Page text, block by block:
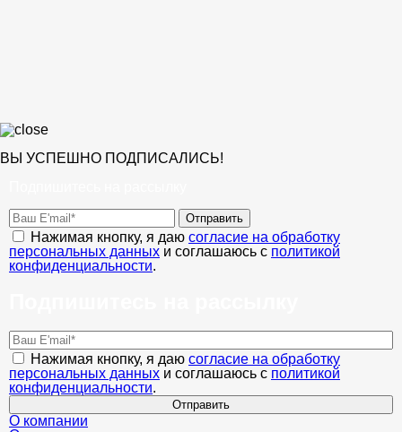
ВЫ УСПЕШНО ПОДПИСАЛИСЬ!
Отправить
Нажимая кнопку, я даю согласие на обработку
персональных данных и соглашаюсь с политикой
конфиденциальности.
Нажимая кнопку, я даю согласие на обработку
персональных данных и соглашаюсь с политикой
конфиденциальности.
Отправить
О компании